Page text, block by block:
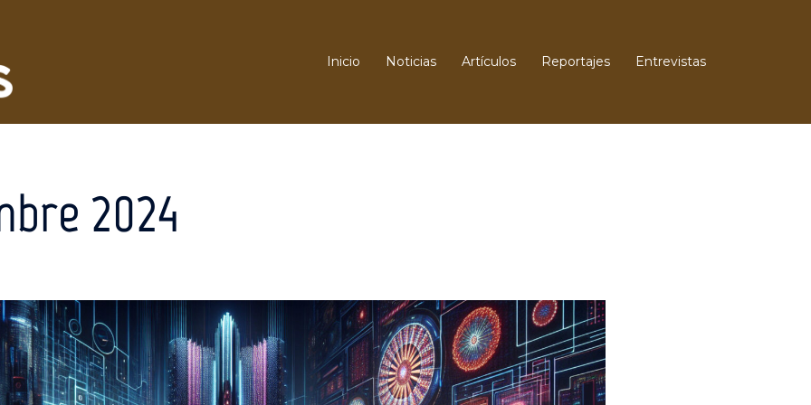
Inicio Noticias Artículos Reportajes Entrevistas
2024